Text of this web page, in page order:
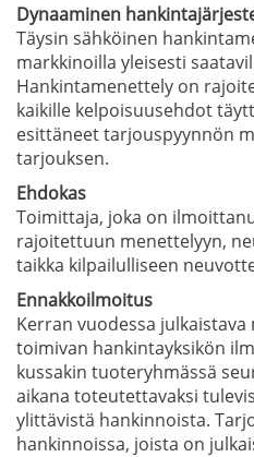
Dynaaminen
Täysin sähköinen
markkinoilla yleisesti
Hankintamenettely on
kaikille kelpoisuusehdot
esittäneet tarjouspyynnön
tarjouksen.
Ehdokas
Toimittaja, joka on
rajoitettuun menettelyyn,
taikka kilpailulliseen
Ennakkoilmoitus
Kerran vuodessa
toimivan hankintayksikön
kussakin tuoteryhmässä
aikana toteutettavaksi
ylittävistä hankinnoista.
hankinnoissa, joista on